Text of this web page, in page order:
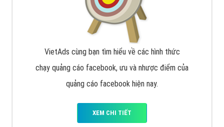
VietAds cùng bạn tìm hiểu về các hình thức
chạy quảng cáo facebook, ưu và nhược điểm của
quảng cáo facebook hiện nay.
XEM CHI TIẾT